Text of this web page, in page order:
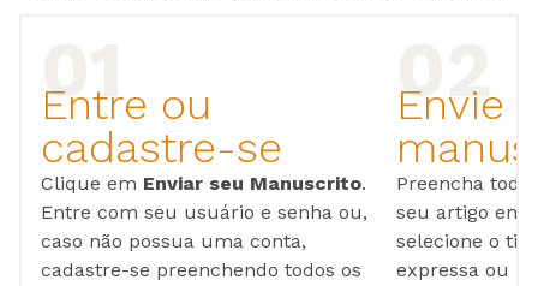
Entre ou
cadastre-se
Clique em Enviar seu Manuscrito.
Entre com seu usuário e senha ou,
caso não possua uma conta,
cadastre-se preenchendo todos os
Envie
Preencha
seu artigo em
selecione o
expressa ou